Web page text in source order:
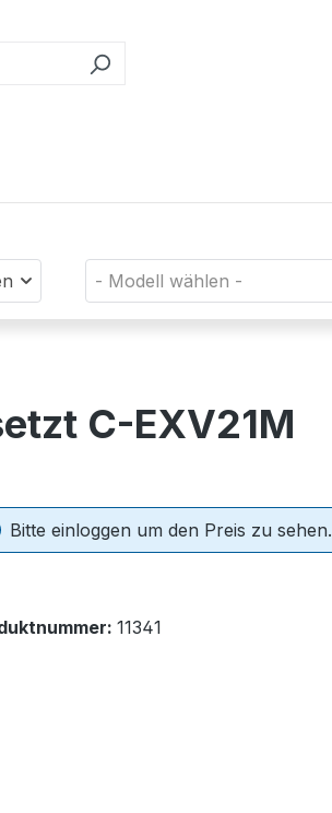
- Modell wählen -
C-EXV21M
Bitte einloggen um den Preis zu sehen.
11341